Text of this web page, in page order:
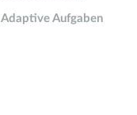
Adaptive Aufgaben